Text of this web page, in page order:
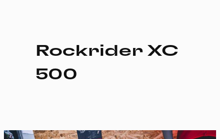
Rockrider XC
500